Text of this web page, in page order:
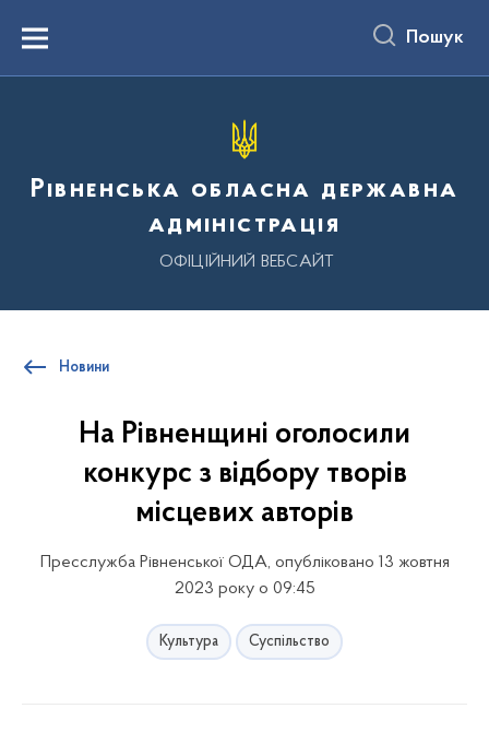
вмістуMenu Пошук
Рівненська обласна державна
адміністрація
ОФІЦІЙНИЙ ВЕБСАЙТ
Новини
На Рівненщині оголосили
конкурс з відбору творів
місцевих авторів
Пресслужба Рівненської ОДА, опубліковано 13 жовтня
2023 року о 09:45
Культура Суспільство